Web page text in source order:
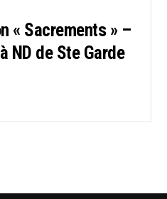
« Sacrements » –
ND de Ste Garde